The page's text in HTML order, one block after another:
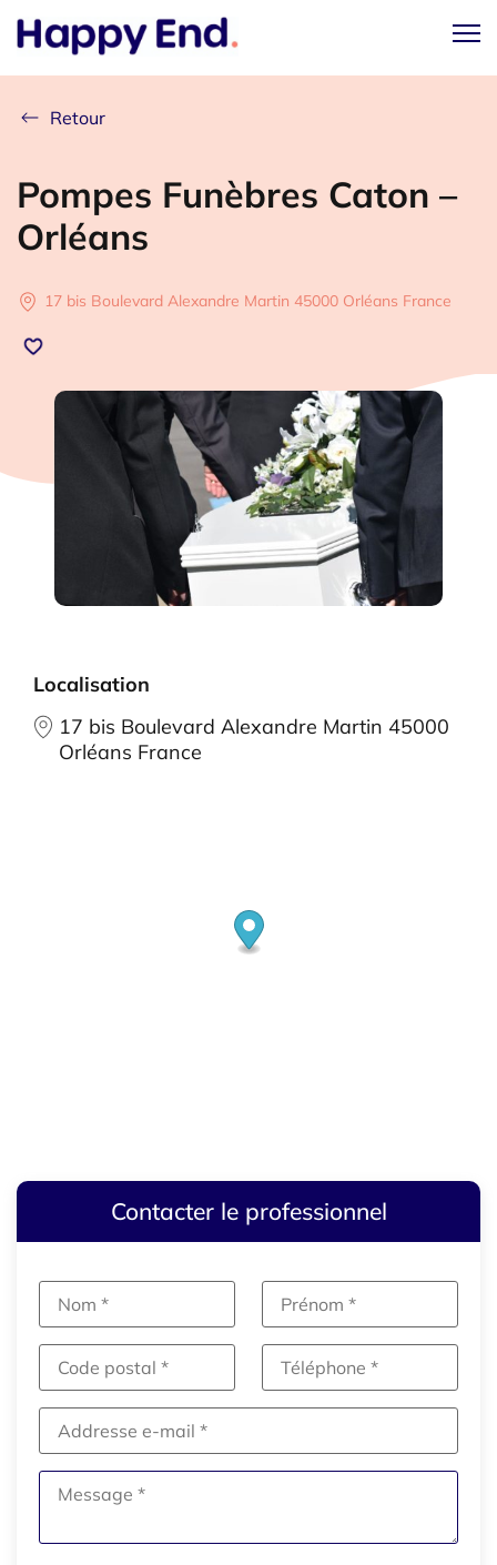
Retour
Pompes Funèbres Caton –
Orléans
17 bis Boulevard Alexandre Martin 45000 Orléans France
Localisation
17 bis Boulevard Alexandre Martin 45000
Orléans France
Contacter le professionnel